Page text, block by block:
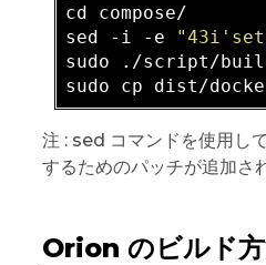
cd compose/
sed - i -e
sudo ./script/
注 : sed コマンドを使用し
するためのパッチが追加さ
Orion のビルド